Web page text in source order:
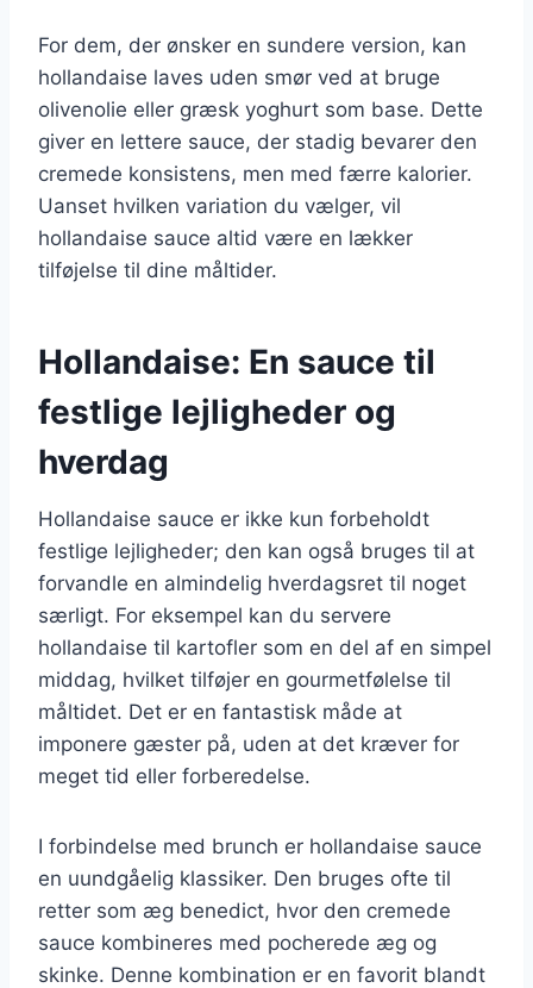
For dem, der ønsker en sundere version, kan
hollandaise laves uden smør ved at bruge
olivenolie eller græsk yoghurt som base. Dette
giver en lettere sauce, der stadig bevarer den
cremede konsistens, men med færre kalorier.
Uanset hvilken variation du vælger, vil
hollandaise sauce altid være en lækker
tilføjelse til dine måltider.
Hollandaise: En sauce til
festlige lejligheder og
hverdag
Hollandaise sauce er ikke kun forbeholdt
festlige lejligheder; den kan også bruges til at
forvandle en almindelig hverdagsret til noget
særligt. For eksempel kan du servere
hollandaise til kartofler som en del af en simpel
middag, hvilket tilføjer en gourmetfølelse til
måltidet. Det er en fantastisk måde at
imponere gæster på, uden at det kræver for
meget tid eller forberedelse.
I forbindelse med brunch er hollandaise sauce
en uundgåelig klassiker. Den bruges ofte til
retter som æg benedict, hvor den cremede
sauce kombineres med pocherede æg og
skinke. Denne kombination er en favorit blandt